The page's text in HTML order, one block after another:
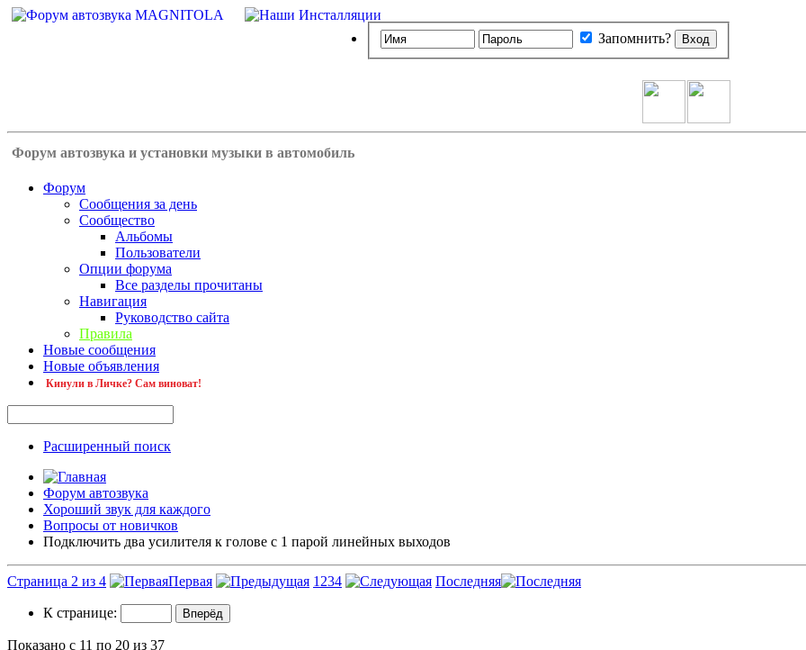
Запомнить?
Форум автозвука и установки музыки в автомобиль
Форум
Сообщения за день
Сообщество
Альбомы
Пользователи
Опции форума
Все разделы прочитаны
Навигация
Руководство сайта
Правила
Новые сообщения
Новые объявления
Кинули в Личке? Сам виноват!
Расширенный поиск
Форум автозвука
Хороший звук для каждого
Вопросы от новичков
Подключить два усилителя к голове с 1 парой линейных выходов
Страница 2 из 4 Первая 1 234 Последняя
К странице:
Показано с 11 по 20 из 37